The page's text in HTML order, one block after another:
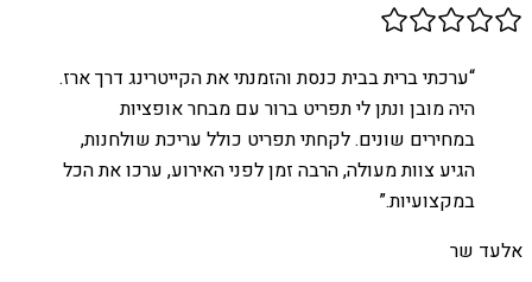
“ערכתי ברית בבית כנסת והזמנתי את הקייטרינג דרך ארז.
היה מובן ונתן לי תפריט ברור עם מבחר אופציות
במחירים שונים. לקחתי תפריט כולל עריכת שולחנות,
הגיע צוות מעולה, הרבה זמן לפני האירוע, ערכו את הכל
במקצועיות.”
אלעד שר